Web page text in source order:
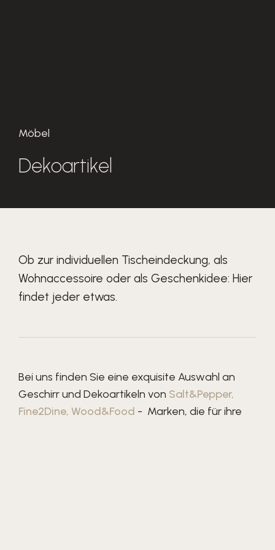
Möbel
Dekoartikel
Ob zur individuellen Tischeindeckung, als
Wohnaccessoire oder als Geschenkidee: Hier
findet jeder etwas.
Bei uns finden Sie eine exquisite Auswahl an
Geschirr und Dekoartikeln von Salt&Pepper,
Fine2Dine, Wood&Food - Marken, die für ihre